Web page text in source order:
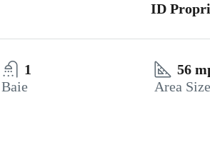
ID
1
Baie
56
Area Size